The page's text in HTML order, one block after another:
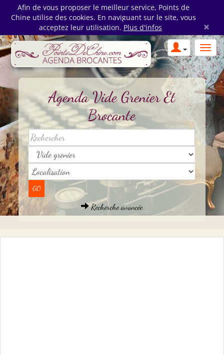
Afin de vous proposer le meilleur service, Points de
Chine utilise des cookies. En naviguant sur le site, vous
acceptez leur utilisation. Plus d'infos ×
Agenda Vide Grenier Et
Brocante
Recherche avancée